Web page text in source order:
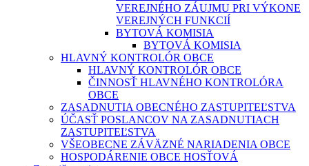
VEREJNÉHO ZÁUJMU PRI VÝKONE
VEREJNÝCH FUNKCIÍ
BYTOVÁ KOMISIA
BYTOVÁ KOMISIA
HLAVNÝ KONTROLÓR OBCE
HLAVNÝ KONTROLÓR OBCE
ČINNOSŤ HLAVNÉHO KONTROLÓRA
OBCE
ZASADNUTIA OBECNÉHO ZASTUPITEĽSTVA
ÚČASŤ POSLANCOV NA ZASADNUTIACH
ZASTUPITEĽSTVA
VŠEOBECNE ZÁVÄZNÉ NARIADENIA OBCE
HOSPODÁRENIE OBCE HOSŤOVÁ